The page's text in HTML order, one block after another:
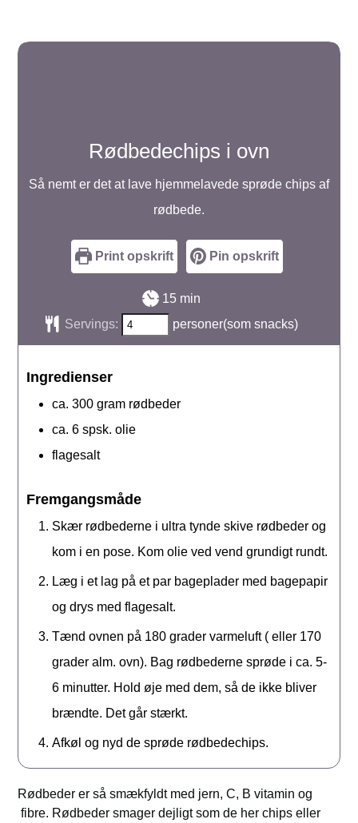
Rødbedechips i ovn
Så nemt er det at lave hjemmelavede sprøde chips af
rødbede.
Print opskrift Pin opskrift
15minutter
min
Servings:
personer(som snacks)
Ingredienser
ca. 300 gram rødbeder
ca. 6 spsk. olie
flagesalt
Fremgangsmåde
Skær rødbederne i ultra tynde skive rødbeder og
kom i en pose. Kom olie ved vend grundigt rundt.
Læg i et lag på et par bageplader med bagepapir
og drys med flagesalt.
Tænd ovnen på 180 grader varmeluft ( eller 170
grader alm. ovn). Bag rødbederne sprøde i ca. 5-
6 minutter. Hold øje med dem, så de ikke bliver
brændte. Det går stærkt.
Afkøl og nyd de sprøde rødbedechips.
Rødbeder er så smækfyldt med jern, C, B vitamin og
fibre. Rødbeder smager dejligt som de her chips eller